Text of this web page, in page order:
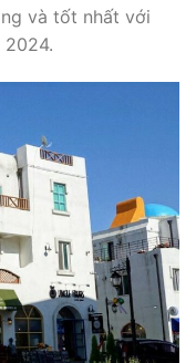
và tốt nhất với
2024.